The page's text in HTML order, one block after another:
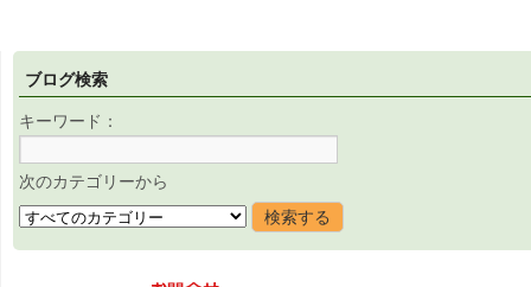
ブログ検索
キーワード：
次のカテゴリーから